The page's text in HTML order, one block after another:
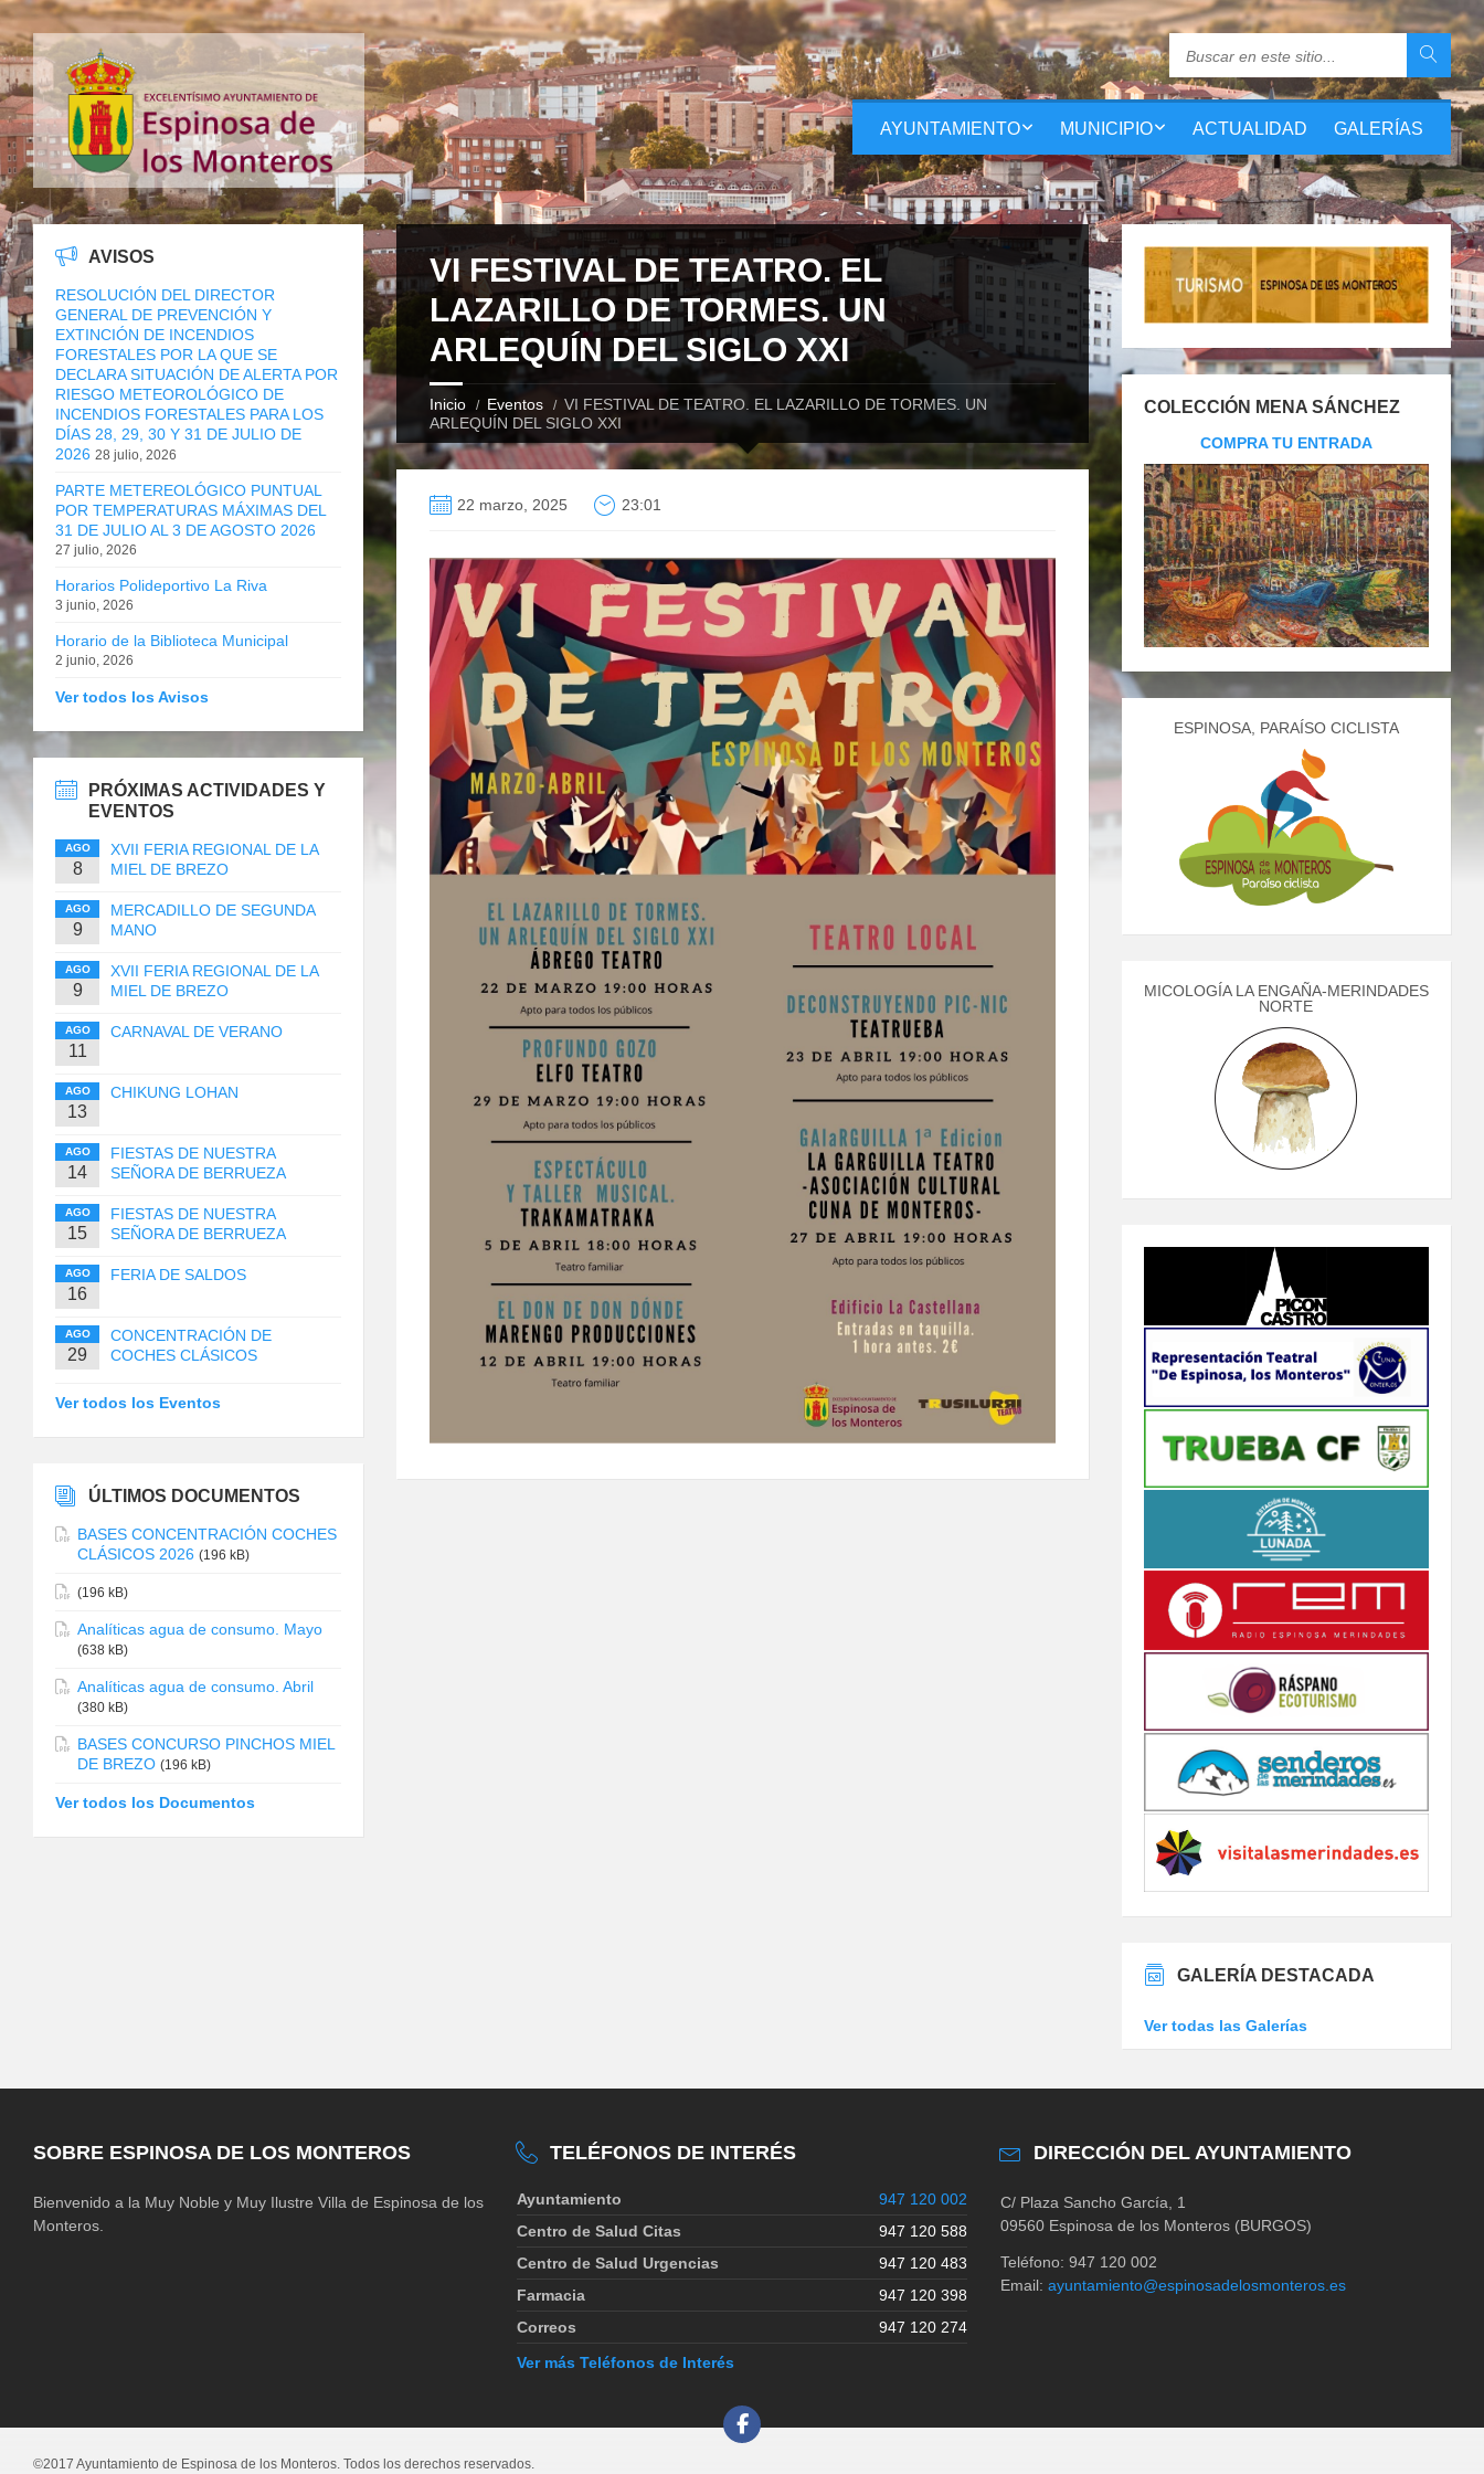
AYUNTAMIENTO MUNICIPIO ACTUALIDAD GALERÍAS
VI FESTIVAL DE TEATRO. EL
LAZARILLO DE TORMES. UN
ARLEQUÍN DEL SIGLO XXI
Inicio Eventos
VI FESTIVAL DE TEATRO. EL LAZARILLO DE TORMES. UN
ARLEQUÍN DEL SIGLO XXI
22 marzo, 2025 23:01
AVISOS
RESOLUCIÓN DEL DIRECTOR
GENERAL DE PREVENCIÓN Y
EXTINCIÓN DE INCENDIOS
FORESTALES POR LA QUE SE
DECLARA SITUACIÓN DE ALERTA POR
RIESGO METEOROLÓGICO DE
INCENDIOS FORESTALES PARA LOS
DÍAS 28, 29, 30 Y 31 DE JULIO DE
2026 28 julio, 2026
PARTE METEREOLÓGICO PUNTUAL
POR TEMPERATURAS MÁXIMAS DEL
31 DE JULIO AL 3 DE AGOSTO 2026
27 julio, 2026
Horarios Polideportivo La Riva
3 junio, 2026
Horario de la Biblioteca Municipal
2 junio, 2026
Ver todos los Avisos
PRÓXIMAS ACTIVIDADES Y
EVENTOS
AGO
8
XVII FERIA REGIONAL DE LA
MIEL DE BREZO
AGO
9
MERCADILLO DE SEGUNDA
MANO
AGO
9
XVII FERIA REGIONAL DE LA
MIEL DE BREZO
AGO
11
CARNAVAL DE VERANO
AGO
13
CHIKUNG LOHAN
AGO
14
FIESTAS DE NUESTRA
SEÑORA DE BERRUEZA
AGO
15
FIESTAS DE NUESTRA
SEÑORA DE BERRUEZA
AGO
16
FERIA DE SALDOS
AGO
29
CONCENTRACIÓN DE
COCHES CLÁSICOS
Ver todos los Eventos
ÚLTIMOS DOCUMENTOS
BASES CONCENTRACIÓN COCHES
CLÁSICOS 2026 (196 kB)
(196 kB)
Analíticas agua de consumo. Mayo
(638 kB)
Analíticas agua de consumo. Abril
(380 kB)
BASES CONCURSO PINCHOS MIEL
DE BREZO (196 kB)
Ver todos los Documentos
COLECCIÓN MENA SÁNCHEZ
COMPRA TU ENTRADA
ESPINOSA, PARAÍSO CICLISTA
MICOLOGÍA LA ENGAÑA-MERINDADES
NORTE
GALERÍA DESTACADA
Ver todas las Galerías
SOBRE ESPINOSA DE LOS MONTEROS
Bienvenido a la Muy Noble y Muy Ilustre Villa de Espinosa de los
Monteros.
TELÉFONOS DE INTERÉS
Ayuntamiento
947 120 002
Centro de Salud Citas
947 120 588
Centro de Salud Urgencias
947 120 483
Farmacia
947 120 398
Correos
947 120 274
Ver más Teléfonos de Interés
DIRECCIÓN DEL AYUNTAMIENTO
C/ Plaza Sancho García, 1
09560 Espinosa de los Monteros (BURGOS)
Teléfono: 947 120 002
Email: ayuntamiento@espinosadelosmonteros.es
©2017 Ayuntamiento de Espinosa de los Monteros. Todos los derechos reservados.